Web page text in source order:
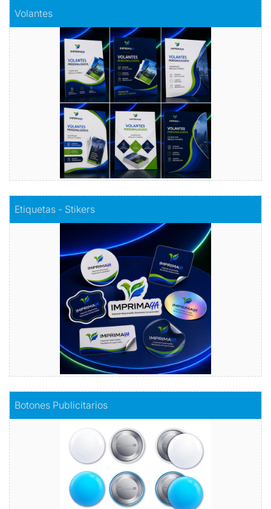
Volantes
Publicidad efectiva, presupuesto inteligente: Nuestros
volantes publicitarios económicos, la clave para llegar a
más clientes sin romper el banco.
Comprar
Comprar
Etiquetas - Stikers
Este elemento es unas muchas veces para clasificar
diferentes unidades en un conjunto de elementos, que al
mismo tiempo sirven para darles relevancia especial
Comprar
Comprar
Botones Publicitarios
Lleva tu marca al siguiente nivel
Comprar
Comprar